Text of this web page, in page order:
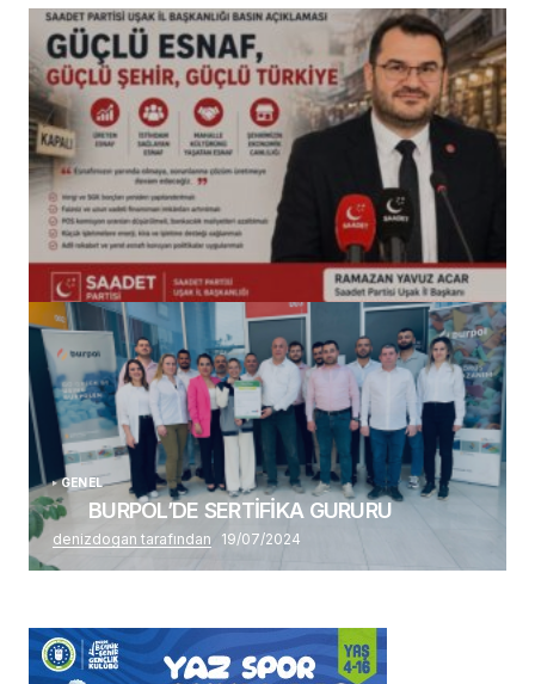
(başlıksız)
Alaattin Karahan tarafından 14/07/2026
GENEL
BURPOL’DE SERTİFİKA GURURU
denizdogan tarafından 19/07/2024